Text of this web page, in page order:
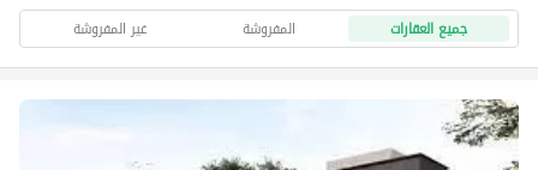
جميع العقارات المفروشة غير المفروشة